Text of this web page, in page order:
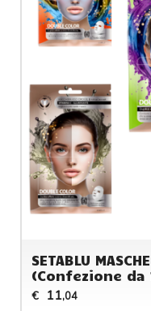
SETABLU
(Confezione da
€ 11,04